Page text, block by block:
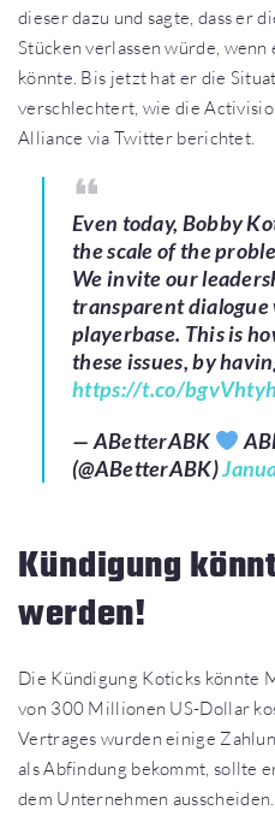
dieser dazu und sagte, dass er
Stücken verlassen würde,
könnte. Bis jetzt hat er die
verschlechtert, wie die
Alliance via Twitter berichtet.
Even today, Bobby
the scale of the
We invite our
transparent
playerbase. This is
these issues, by
https://t.co/
— ABetterABK
(@ABetterABK)
Kündigung
werden!
Die Kündigung Koticks könnte
von 300 Millionen US-Dollar
Vertrages wurden einige
als Abfindung bekommt, sollte
dem Unternehmen